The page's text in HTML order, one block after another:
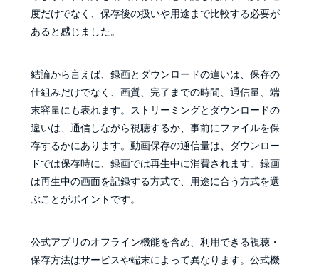
度だけでなく、保存後の扱いや用途まで比較する必要が
あると感じました。
結論から言えば、録画とダウンロードの違いは、保存の
仕組みだけでなく、画質、完了までの時間、通信量、端
末容量にも表れます。ストリーミングとダウンロードの
違いは、通信しながら視聴するか、事前にファイルを保
存するかにあります。動画保存の通信量は、ダウンロー
ドでは保存時に、録画では再生中に消費されます。録画
は再生中の画面を記録する方式で、用途に合う方式を選
ぶことがポイントです。
公式アプリのオフライン機能を含め、利用できる視聴・
保存方法はサービスや端末によって異なります。公式機